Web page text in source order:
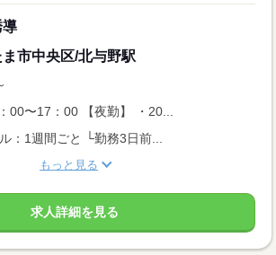
導
市中央区/北与野駅
00〜17：00 【夜勤】 ・20...
：1週間ごと └勤務3日前...
もっと見る
求人詳細を見る